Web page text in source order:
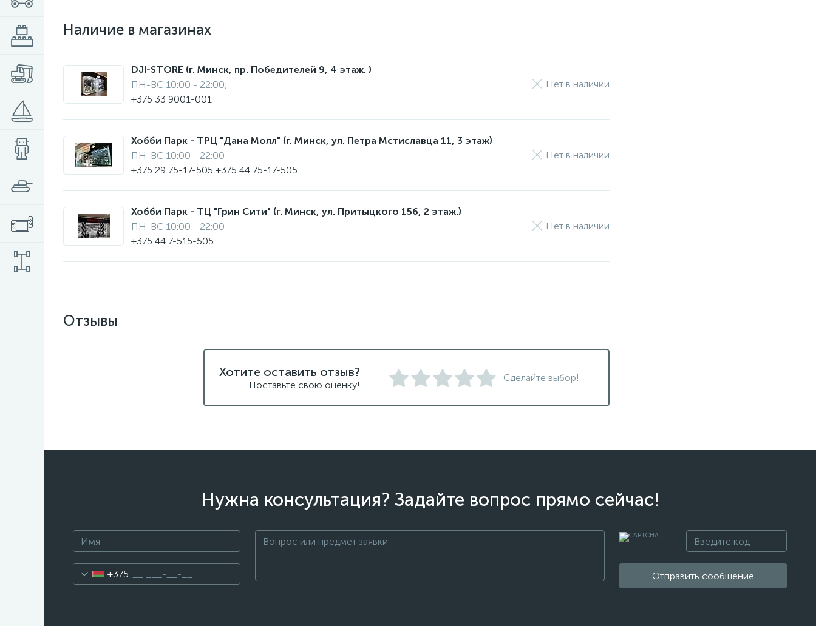
Наличие в магазинах
DJI-STORE (г. Минск, пр. Победителей 9, 4 этаж. )
ПН-ВС 10:00 - 22:00;
+375 33 9001-001
Нет в наличии
Хобби Парк - ТРЦ "Дана Молл" (г. Минск, ул. Петра Мстиславца 11, 3 этаж)
ПН-ВС 10:00 - 22:00
+375 29 75-17-505 +375 44 75-17-505
Нет в наличии
Хобби Парк - ТЦ "Грин Сити" (г. Минск, ул. Притыцкого 156, 2 этаж.)
ПН-ВС 10:00 - 22:00
+375 44 7-515-505
Нет в наличии
Отзывы
Хотите оставить отзыв?
Поставьте свою оценку!
Сделайте выбор!
Нужна консультация? Задайте вопрос прямо сейчас!
+375 Отправить сообщение